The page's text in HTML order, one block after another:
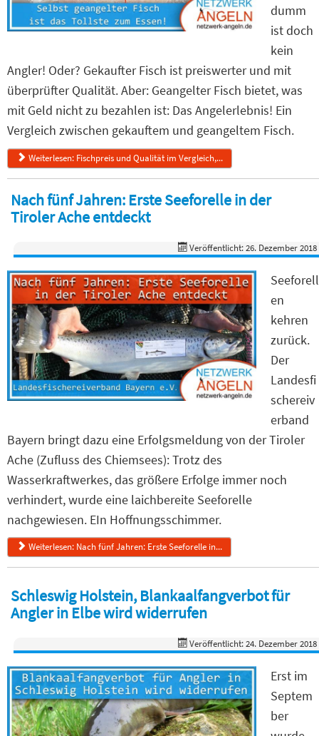
dumm
ist doch
kein
Angler! Oder? Gekaufter Fisch ist preiswerter und mit
überprüfter Qualität. Aber: Geangelter Fisch bietet, was
mit Geld nicht zu bezahlen ist: Das Angelerlebnis! Ein
Vergleich zwischen gekauftem und geangeltem Fisch.
Weiterlesen: Fischpreis und Qualität im Vergleich,...
Nach fünf Jahren: Erste Seeforelle in der
Tiroler Ache entdeckt
Veröffentlicht: 26. Dezember 2018
Seeforell
en
kehren
zurück.
Der
Landesfi
schereiv
erband
Bayern bringt dazu eine Erfolgsmeldung von der Tiroler
Ache (Zufluss des Chiemsees): Trotz des
Wasserkraftwerkes, das größere Erfolge immer noch
verhindert, wurde eine laichbereite Seeforelle
nachgewiesen. EIn Hoffnungsschimmer.
Weiterlesen: Nach fünf Jahren: Erste Seeforelle in...
Schleswig Holstein, Blankaalfangverbot für
Angler in Elbe wird widerrufen
Veröffentlicht: 24. Dezember 2018
Erst im
Septem
ber